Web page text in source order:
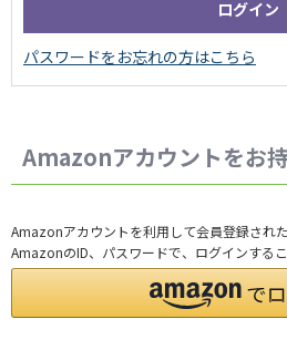
Amazonアカウントをお
Amazonアカウントを利用して会員登録された
AmazonのID、パスワードで、ログインするこ